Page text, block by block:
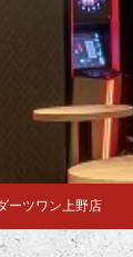
ーツワン上野店